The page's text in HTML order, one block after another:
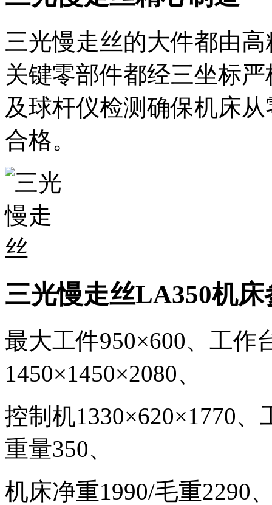
三光慢走丝的大件都由
关键零部件都经三坐标
及球杆仪检测确保机床
合格。
三光慢走丝LA350机床
最大工件950×600、 工作
1450×1450×2080、
控制机1330×620×1770、
重量350、
机床净重1990/毛重2290